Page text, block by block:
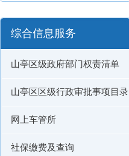
综合信息服务
山亭区级政府部门权责清单
山亭区区级行政审批事项目录
网上车管所
社保缴费及查询